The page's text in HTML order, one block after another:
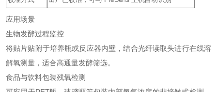
应用场景
生物发酵过程监控
将贴片贴附于培养瓶或反应器内壁，结合光纤读取头进行在线溶
解氧测量，适合高通量发酵筛选。
食品与饮料包装残氧检测